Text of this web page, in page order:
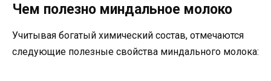
Чем полезно миндальное молоко
Учитывая богатый химический состав, отмечаются
следующие полезные свойства миндального молока: